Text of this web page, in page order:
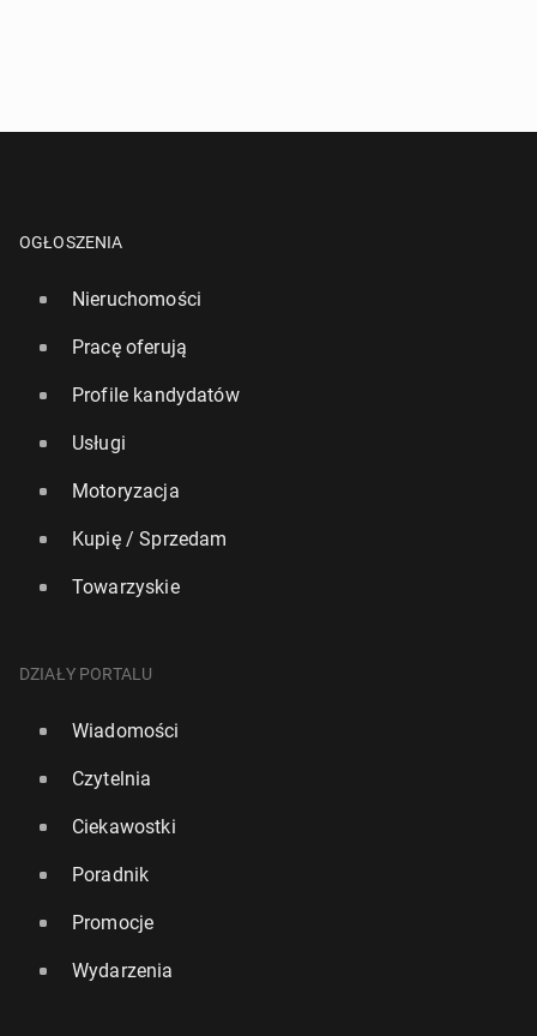
OGŁOSZENIA
Nieruchomości
Pracę oferują
Profile kandydatów
Usługi
Motoryzacja
Kupię / Sprzedam
Towarzyskie
DZIAŁY PORTALU
Wiadomości
Czytelnia
Ciekawostki
Poradnik
Promocje
Wydarzenia